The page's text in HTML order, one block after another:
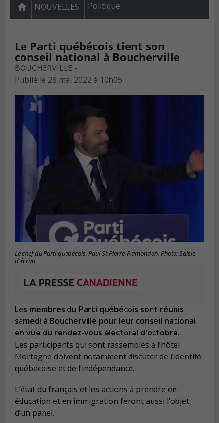
NOUVELLES Politique
Le Parti québécois tient son
conseil national à Boucherville
BOUCHERVILLE -
Publié le 28 mai 2022 à 10h05
Le chef du Parti québécois, Paul St-Pierre-Plamondon. Photo: Saisie
d'écran
Les membres du Parti québécois sont réunis
samedi à Boucherville pour leur conseil national
en vue du rendez-vous électoral d'octobre.
Les participants qui sont rassemblés à l’hôtel
Mortagne doivent notamment discuter de l’identité
québécoise et de l’indépendance.
L’état du français et les actions à prendre en
éducation et en immigration feront aussi l’objet
d’un panel.